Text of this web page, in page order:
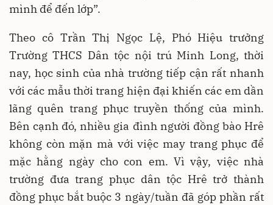
mình để đến lớp”.
Theo cô Trần Thị Ngọc Lệ, Phó Hiệu trưởng
Trường THCS Dân tộc nội trú Minh Long, thời
nay, học sinh của nhà trường tiếp cận rất nhanh
với các mẫu thời trang hiện đại khiến các em dần
lãng quên trang phục truyền thống của mình.
Bên cạnh đó, nhiều gia đình người đồng bào Hrê
không còn mặn mà với việc may trang phục để
mặc hằng ngày cho con em. Vì vậy, việc nhà
trường đưa trang phục dân tộc Hrê trở thành
đồng phục bắt buộc 3 ngày/tuần đã góp phần rất